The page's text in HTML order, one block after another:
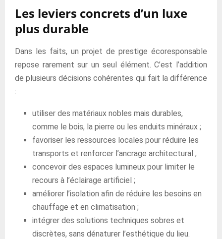
Les leviers concrets d’un luxe
plus durable
Dans les faits, un projet de prestige écoresponsable
repose rarement sur un seul élément. C’est l’addition
de plusieurs décisions cohérentes qui fait la différence
:
utiliser des matériaux nobles mais durables,
comme le bois, la pierre ou les enduits minéraux ;
favoriser les ressources locales pour réduire les
transports et renforcer l’ancrage architectural ;
concevoir des espaces lumineux pour limiter le
recours à l’éclairage artificiel ;
améliorer l’isolation afin de réduire les besoins en
chauffage et en climatisation ;
intégrer des solutions techniques sobres et
discrètes, sans dénaturer l’esthétique du lieu.